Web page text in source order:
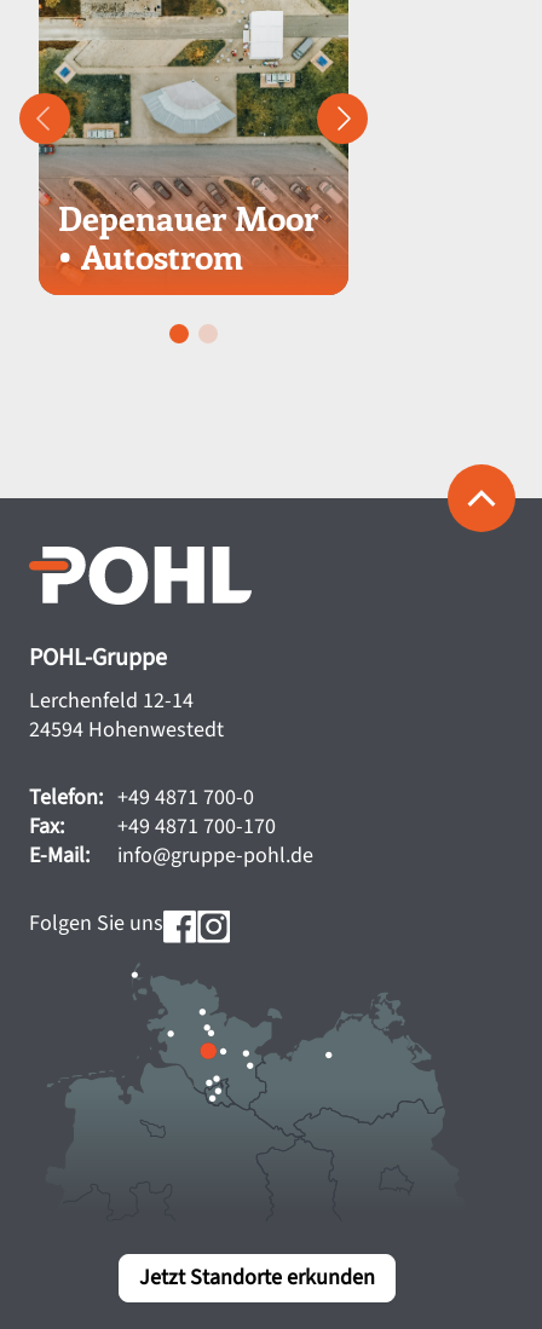
Depenauer Moor
• Autostrom
POHL-Gruppe
Lerchenfeld 12-14
24594 Hohenwestedt
Telefon: +49 4871 700-0
Fax:
+49 4871 700-170
E-Mail:
info@gruppe-pohl.de
Folgen Sie uns
Jetzt Standorte erkunden